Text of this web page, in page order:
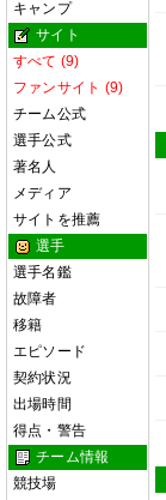
キャンプ
サイト
すべて (9)
ファンサイト (9)
チーム公式
選手公式
著名人
メディア
サイトを推薦
選手
選手名鑑
故障者
移籍
エピソード
契約状況
出場時間
得点・警告
チーム情報
競技場